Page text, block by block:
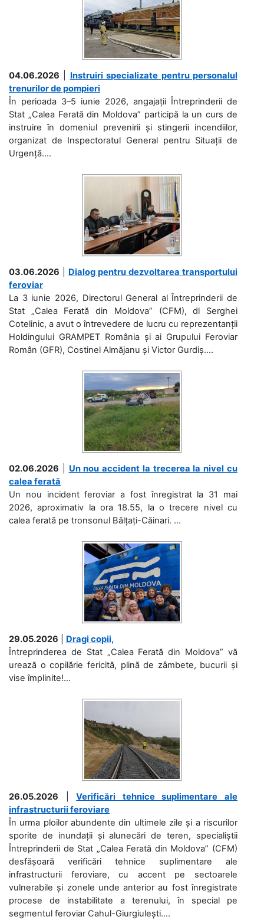
04.06.2026
Instruiri specializate pentru personalul
trenurilor de pompieri
În perioada 3–5 iunie 2026, angajații Întreprinderii de
Stat „Calea Ferată din Moldova” participă la un curs de
instruire în domeniul prevenirii și stingerii incendiilor,
organizat de Inspectoratul General pentru Situații de
Urgență....
03.06.2026
Dialog pentru dezvoltarea transportului
feroviar
La 3 iunie 2026, Directorul General al Întreprinderii de
Stat „Calea Ferată din Moldova” (CFM), dl Serghei
Cotelinic, a avut o întrevedere de lucru cu reprezentanții
Holdingului GRAMPET România și ai Grupului Feroviar
Român (GFR), Costinel Almăjanu și Victor Gurdiș....
02.06.2026
Un nou accident la trecerea la nivel cu
calea ferată
Un nou incident feroviar a fost înregistrat la 31 mai
2026, aproximativ la ora 18.55, la o trecere nivel cu
calea ferată pe tronsonul Bălțați-Căinari. ...
29.05.2026
Dragi copii,
Întreprinderea de Stat „Calea Ferată din Moldova” vă
urează o copilărie fericită, plină de zâmbete, bucurii și
vise împlinite!...
26.05.2026 |Verificări tehnice suplimentare ale
infrastructurii feroviare
În urma ploilor abundente din ultimele zile și a riscurilor
sporite de inundații și alunecări de teren, specialiștii
Întreprinderii de Stat „Calea Ferată din Moldova” (CFM)
desfășoară verificări tehnice suplimentare ale
infrastructurii feroviare, cu accent pe sectoarele
vulnerabile și zonele unde anterior au fost înregistrate
procese de instabilitate a terenului, în special pe
segmentul feroviar Cahul-Giurgiulești....